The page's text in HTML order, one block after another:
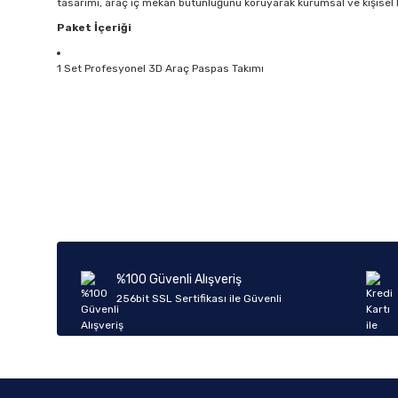
tasarımı, araç iç mekan bütünlüğünü koruyarak kurumsal ve
Paket İçeriği
1 Set Profesyonel 3D Araç Paspas Takımı
Ürün fiyatı diğer sitelerden daha pahalı.
Bu ürüne benzer farklı alternatifler olmalı.
%100 Güvenli Alışveriş
256bit SSL Sertifikası ile Güvenli